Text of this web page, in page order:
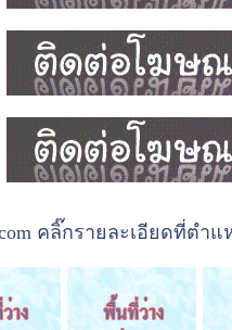
คลิ๊กรายละเอียดที่ตำแ